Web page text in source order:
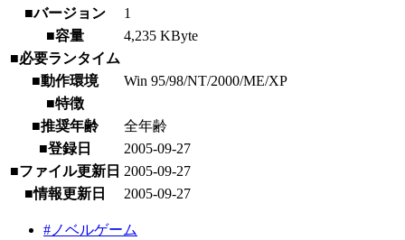
■バージョン
1
■容量
4,235 KByte
■必要ランタイム
■動作環境
Win 95/98/NT/2000/ME/XP
■特徴
■推奨年齢
全年齢
■登録日
2005-09-27
■ファイル更新日 2005-09-27
■情報更新日
2005-09-27
#ノベルゲーム